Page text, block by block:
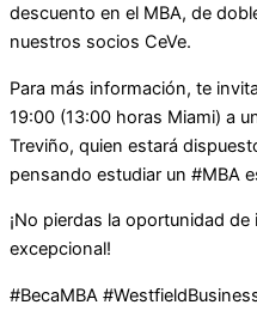
descuento en el MBA, de
nuestros socios CeVe.
Para más información, te
19:00 (13:00 horas Miami) a
Treviño, quien estará
pensando estudiar un #MBA
¡No pierdas la oportunidad
excepcional!
#BecaMBA